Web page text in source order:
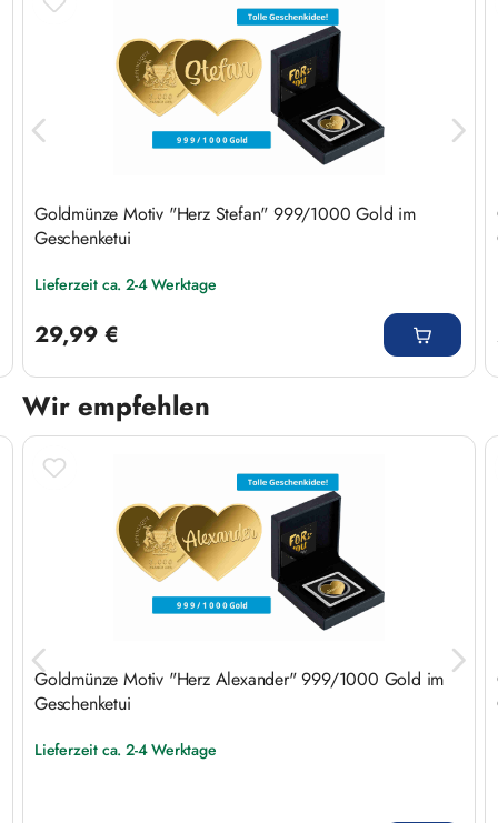
Goldmünze Motiv "Herz Stefan" 999/1000 Gold im
Geschenketui
Lieferzeit ca. 2-4 Werktage
29,99 €
Wir empfehlen
Produktgalerie überspringen
Goldmünze Motiv "Herz Alexander" 999/1000 Gold im
Geschenketui
Lieferzeit ca. 2-4 Werktage